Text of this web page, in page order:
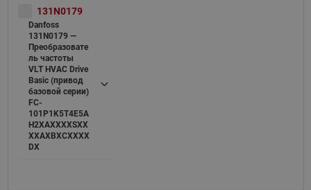
131N0179
Danfoss
131N0179 —
Преобразовате
ль частоты
VLT HVAC Drive
Basic (привод
базовой серии)
FC-
101P1K5T4E5A
H2XAXXXXSXX
XXAXBXCXXXX
DX